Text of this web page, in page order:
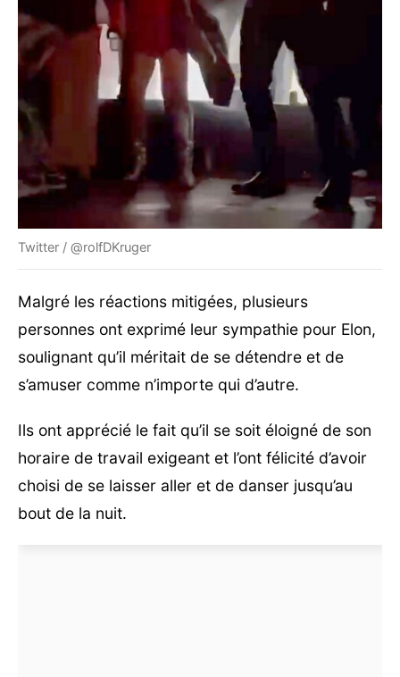
Twitter / @rolfDKruger
Malgré les réactions mitigées, plusieurs
personnes ont exprimé leur sympathie pour Elon,
soulignant qu’il méritait de se détendre et de
s’amuser comme n’importe qui d’autre.
Ils ont apprécié le fait qu’il se soit éloigné de son
horaire de travail exigeant et l’ont félicité d’avoir
choisi de se laisser aller et de danser jusqu’au
bout de la nuit.